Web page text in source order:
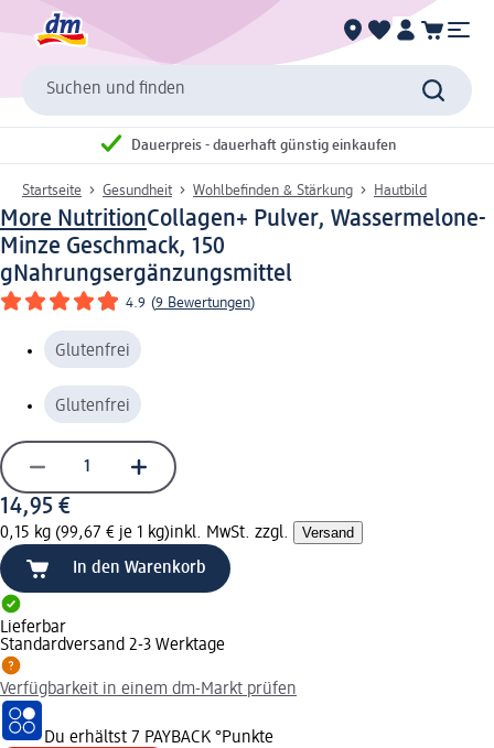
Suchen und finden
Dauerpreis - dauerhaft günstig einkaufen
Startseite Gesundheit Wohlbefinden & Stärkung Hautbild
More NutritionCollagen+ Pulver, Wassermelone-
Minze Geschmack, 150
gNahrungsergänzungsmittel
4.9 (9 Bewertungen)
Glutenfrei
Glutenfrei
14,95 €
0,15 kg (99,67 € je 1 kg)inkl. MwSt. zzgl. Versand
In den Warenkorb
Lieferbar
Standardversand 2-3 Werktage
Verfügbarkeit in einem dm-Markt prüfen
Du erhältst 7 PAYBACK °Punkte